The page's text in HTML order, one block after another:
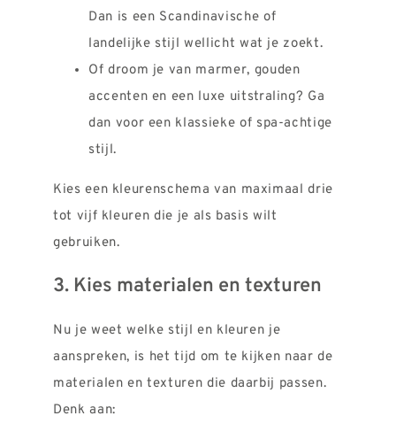
Dan is een Scandinavische of
landelijke stijl wellicht wat je zoekt.
Of droom je van marmer, gouden
accenten en een luxe uitstraling? Ga
dan voor een klassieke of spa-achtige
stijl.
Kies een kleurenschema van maximaal drie
tot vijf kleuren die je als basis wilt
gebruiken.
3. Kies materialen en texturen
Nu je weet welke stijl en kleuren je
aanspreken, is het tijd om te kijken naar de
materialen en texturen die daarbij passen.
Denk aan: